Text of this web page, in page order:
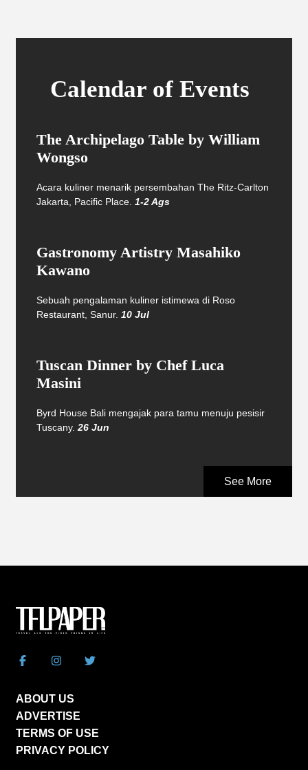
Calendar of Events
The Archipelago Table by William
Wongso
Acara kuliner menarik persembahan The Ritz-Carlton
Jakarta, Pacific Place. 1-2 Ags
Gastronomy Artistry Masahiko
Kawano
Sebuah pengalaman kuliner istimewa di Roso
Restaurant, Sanur. 10 Jul
Tuscan Dinner by Chef Luca
Masini
Byrd House Bali mengajak para tamu menuju pesisir
Tuscany. 26 Jun
See More
ABOUT US
ADVERTISE
TERMS OF USE
PRIVACY POLICY